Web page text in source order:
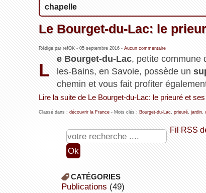
chapelle
Le Bourget-du-Lac: le
Rédigé par refOK - 05 septembre 2016- Aucun commentaire
L
e Bourget-du-Lac, petite commune
les-Bains, en Savoie, possède un
chemin et vous fait profiter
Lire la suite de Le Bourget-du-Lac: le prieuré et
Classé dans : découvrir la France- Mots clés : Bourget-du-Lac, prieuré, jardin,
Fil RSS
CATÉGORIES
publications (49)